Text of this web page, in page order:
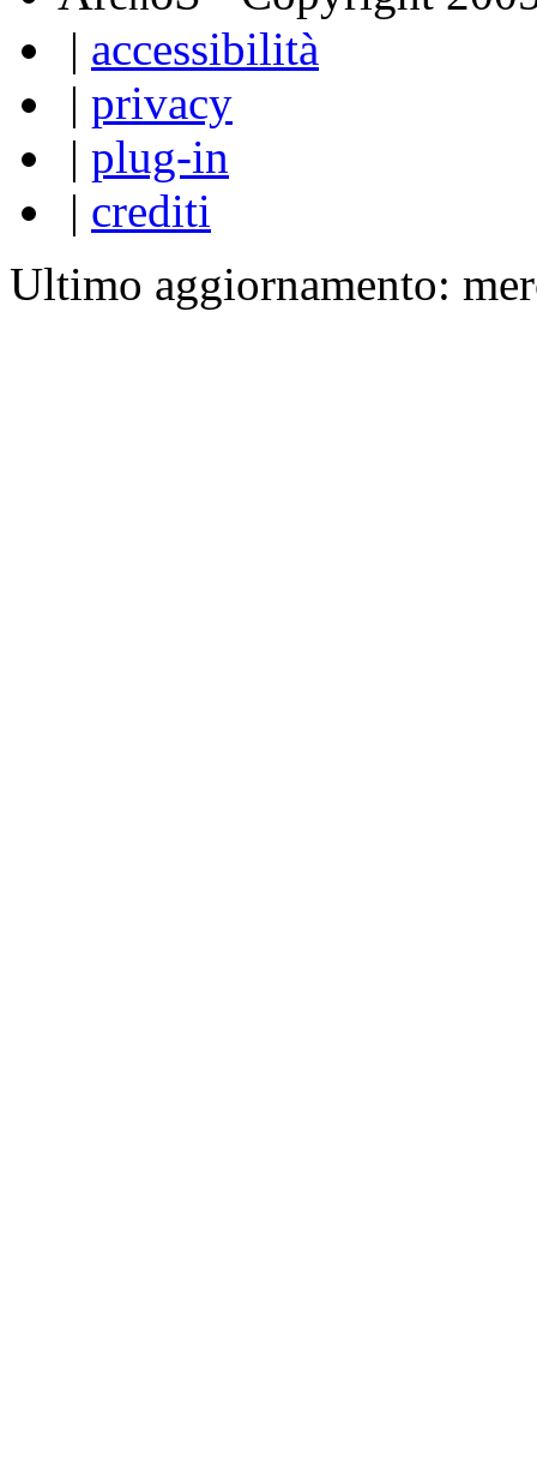
| accessibilità
| privacy
| plug-in
| crediti
Ultimo aggiornamento: